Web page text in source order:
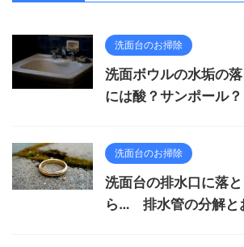
洗面台のお掃除
洗面ボウルの水垢の
には酸？サンポール？
洗面台のお掃除
洗面台の排水口に落
ら… 排水管の分解と